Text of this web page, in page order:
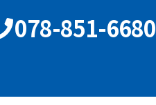
078-851-6680